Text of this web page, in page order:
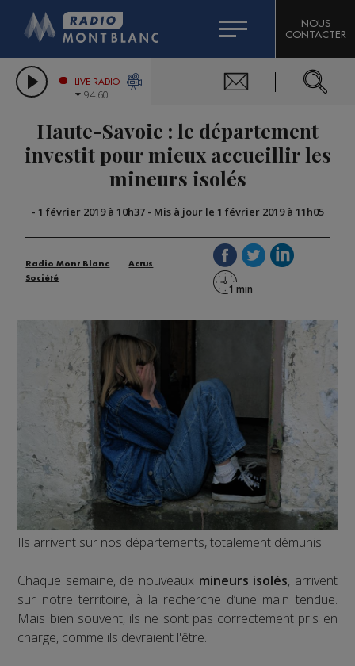
LES CHRONIQUES DE L'EXPERT
CITIZEN MACHINERY
GRAND MASSIF DOMAINES SKIABLES
BIGARD
COMPAGNIE DU MONT-BLANC
NOUS
CONTACTER
LIVE RADIO
94.60
Haute-Savoie : le département
investit pour mieux accueillir les
mineurs isolés
- 1 février 2019 à 10h37- Mis à jour le 1 février 2019 à 11h05
Radio Mont Blanc
Actus
Société
Ils arrivent sur nos départements, totalement démunis.
Chaque semaine, de nouveaux mineurs isolés, arrivent
sur notre territoire, à la recherche d’une main tendue.
Mais bien souvent, ils ne sont pas correctement pris en
charge, comme ils devraient l'être.